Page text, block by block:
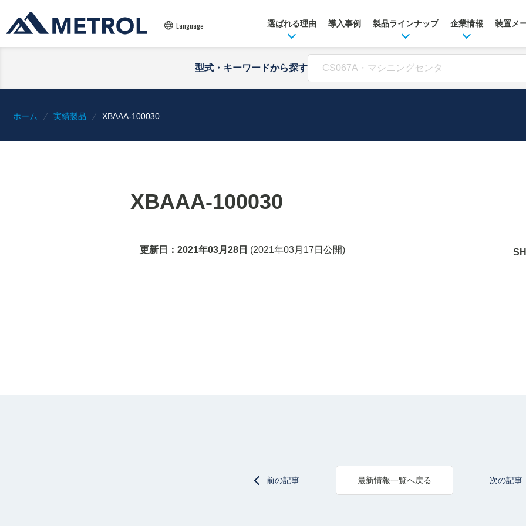
Language 選ばれる理由 導入事例 製品ラインナップ 企業情報 装置メ
型式・キーワードから探す
ホーム 実績製品 XBAAA-100030
XBAAA-100030
更新日： 2021年03月28日 (2021年03月17日 公開)
前の記事 最新情報一覧へ戻る 次の記事